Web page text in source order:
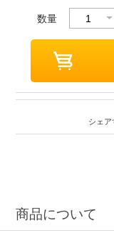
数量
シェア
商品について